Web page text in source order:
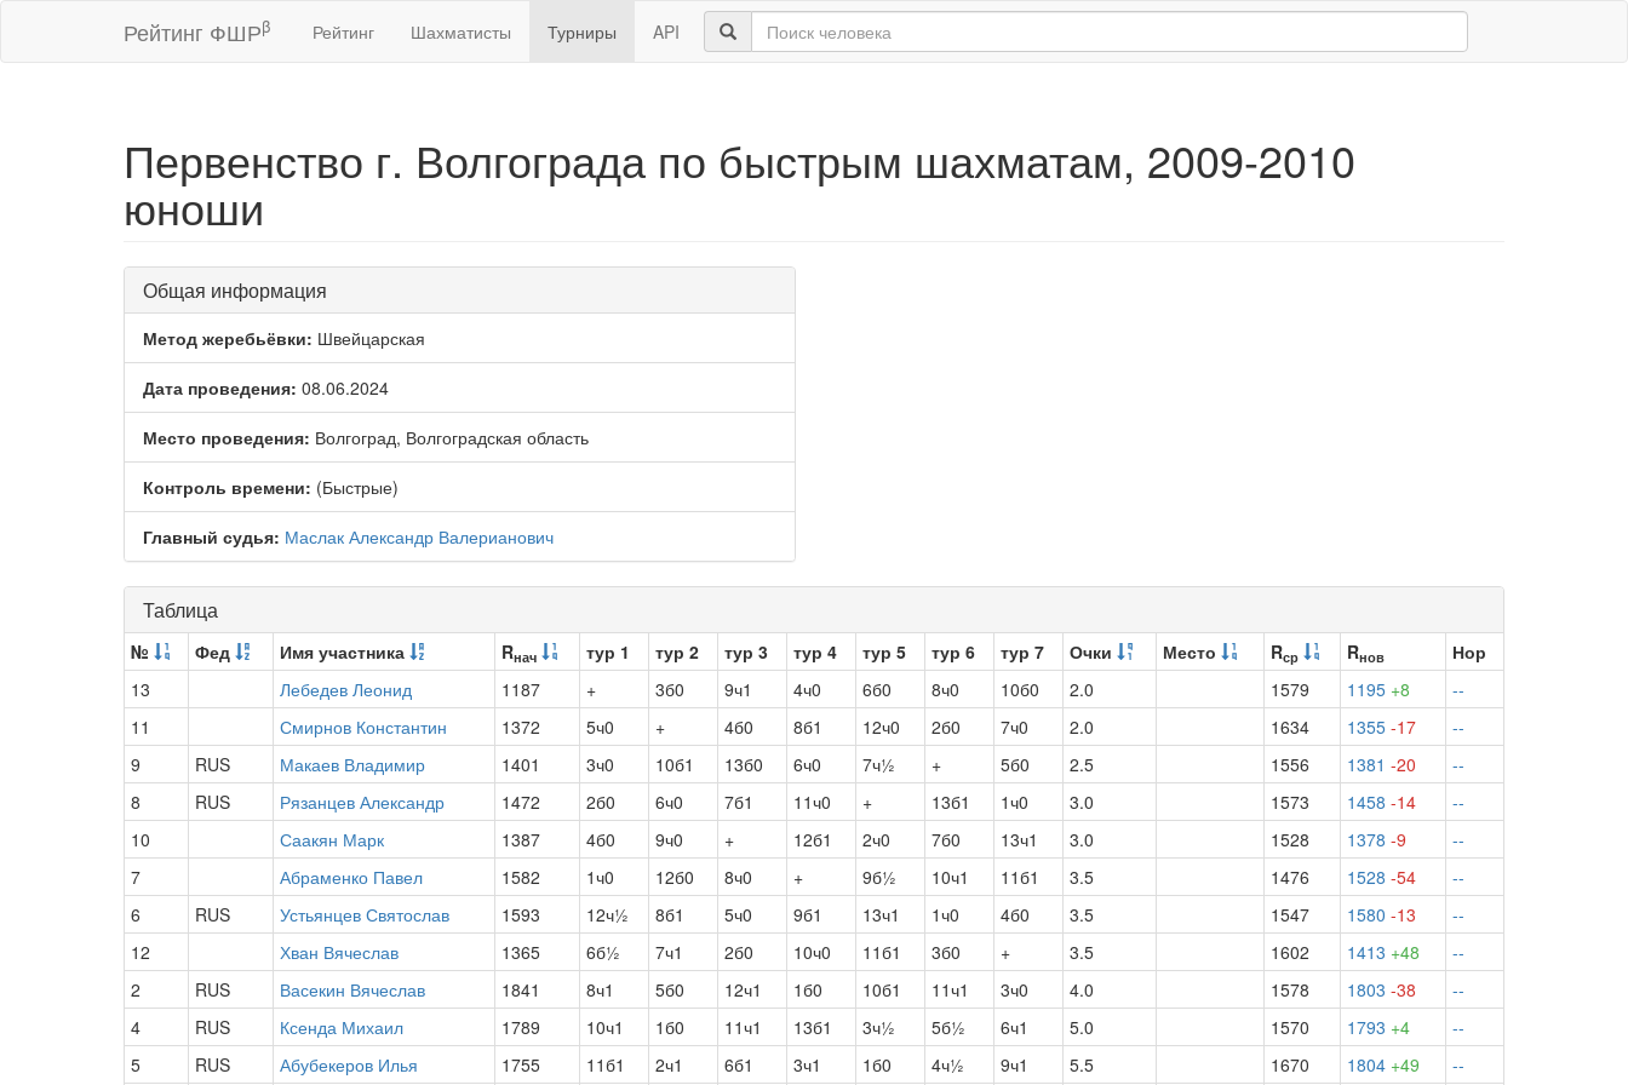
Рейтинг ФШРβ Рейтинг Шахматисты Турниры API
Первенство г. Волгограда по быстрым шахматам, 2009-2010
юноши
Общая информация
Метод жеребьёвки: Швейцарская
Дата проведения: 08.06.2024
Место проведения: Волгоград, Волгоградская область
Контроль времени: (Быстрые)
Главный судья: Маслак Александр Валерианович
Таблица
№ Фед Имя участника Rнач тур 1 тур 2 тур 3 тур 4 тур 5 тур 6 тур 7 Очки Место Rср Rнов
Нор
13
Лебедев Леонид 1187 + 3б0 9ч1 4ч0 6б0 8ч0 10б0 2.0 1579 1195 +8
--
11
Смирнов Константин 1372 5ч0 + 4б0 8б1 12ч0 2б0 7ч0 2.0 1634 1355 -17
--
9
RUS Макаев Владимир 1401 3ч0 10б1 13б0 6ч0 7ч½ + 5б0 2.5 1556 1381 -20
--
8
RUS Рязанцев Александр 1472 2б0 6ч0 7б1 11ч0 + 13б1 1ч0 3.0 1573 1458 -14
--
10
Саакян Марк 1387 4б0 9ч0 + 12б1 2ч0 7б0 13ч1 3.0 1528 1378 -9
--
7
Абраменко Павел 1582 1ч0 12б0 8ч0 + 9б½ 10ч1 11б1 3.5 1476 1528 -54
--
6
RUS Устьянцев Святослав 1593 12ч½ 8б1 5ч0 9б1 13ч1 1ч0 4б0 3.5 1547 1580 -13
--
12
Хван Вячеслав 1365 6б½ 7ч1 2б0 10ч0 11б1 3б0 + 3.5 1602 1413 +48
--
2
RUS Васекин Вячеслав 1841 8ч1 5б0 12ч1 1б0 10б1 11ч1 3ч0 4.0 1578 1803 -38
--
4
RUS Ксенда Михаил 1789 10ч1 1б0 11ч1 13б1 3ч½ 5б½ 6ч1 5.0 1570 1793 +4
--
5
RUS Абубекеров Илья 1755 11б1 2ч1 6б1 3ч1 1б0 4ч½ 9ч1 5.5 1670 1804 +49 --